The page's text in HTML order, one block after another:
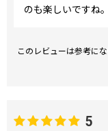
のも楽しいですね。
このレビューは参考に
5